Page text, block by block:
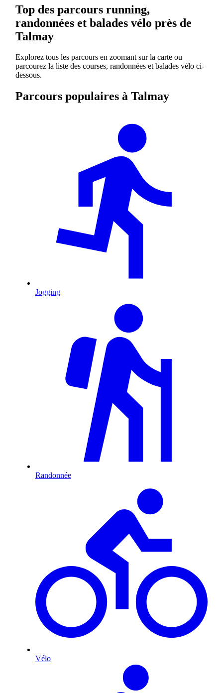
Top des parcours running,
randonnées et balades vélo près de
Talmay
Explorez tous les parcours en zoomant sur la carte ou
parcourez la liste des courses, randonnées et balades vélo ci-
dessous.
Parcours populaires à Talmay
Jogging
Randonnée
Vélo